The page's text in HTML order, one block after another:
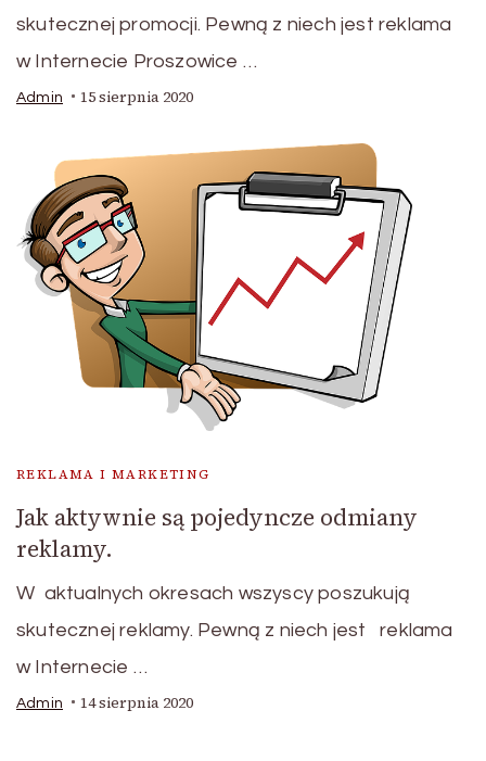
skutecznej promocji. Pewną z niech jest reklama
w Internecie Proszowice …
Admin 15 sierpnia 2020
REKLAMA I MARKETING
Jak aktywnie są pojedyncze odmiany
reklamy.
W aktualnych okresach wszyscy poszukują
skutecznej reklamy. Pewną z niech jest reklama
w Internecie …
Admin 14 sierpnia 2020